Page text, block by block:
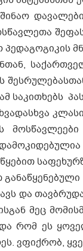
საკითხებს
და
მეც
რომ ეს
ვფიქრობ,